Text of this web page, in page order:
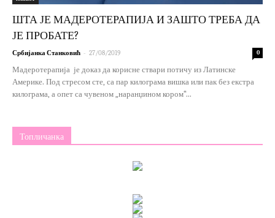
ШТА ЈЕ МАДЕРОТЕРАПИЈА И ЗАШТО ТРЕБА ДА
ЈЕ ПРОБАТЕ?
Србијанка Станковић - 27/08/2019 0
Мадеротерапија је доказ да корисне ствари потичу из Латинске
Америке. Под стресом сте, са пар килограма вишка или пак без екстра
килограма, а опет са чувеном „наранџином кором“...
Топличанка